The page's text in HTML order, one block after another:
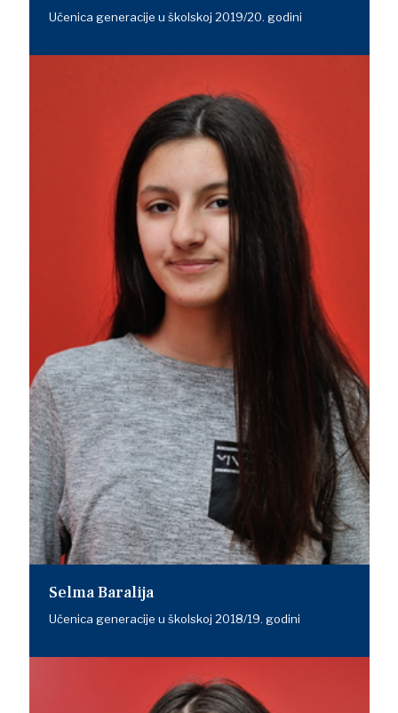
Učenica generacije u školskoj 2019/20. godini
Selma Baralija
Učenica generacije u školskoj 2018/19. godini